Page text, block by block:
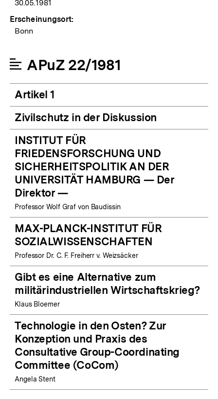
30.05.1981
Erscheinungsort:
Bonn
APuZ 22/1981
Artikel 1
Zivilschutz in der Diskussion
INSTITUT FÜR
FRIEDENSFORSCHUNG UND
SICHERHEITSPOLITIK AN DER
UNIVERSITÄT HAMBURG — Der
Direktor —
Professor Wolf Graf von Baudissin
MAX-PLANCK-INSTITUT FÜR
SOZIALWISSENSCHAFTEN
Professor Dr. C. F. Freiherr v. Weizsäcker
Gibt es eine Alternative zum
militärindustriellen Wirtschaftskrieg?
Klaus Bloemer
Technologie in den Osten? Zur
Konzeption und Praxis des
Consultative Group-Coordinating
Committee (CoCom)
Angela Stent